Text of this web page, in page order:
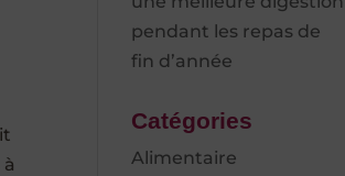
pendant les repas de
fin d’année
Catégories
Alimentaire